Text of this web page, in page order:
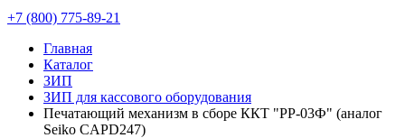
+7 (800) 775-89-21
Главная
Каталог
ЗИП
ЗИП для кассового оборудования
Печатающий механизм в сборе ККТ "РР-03Ф" (аналог
Seiko CAPD247)